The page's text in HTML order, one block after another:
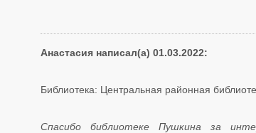
Анастасия написал(а) 01.03.2022:
Библиотека: Центральная районная
Спасибо библиотеке Пушкина за